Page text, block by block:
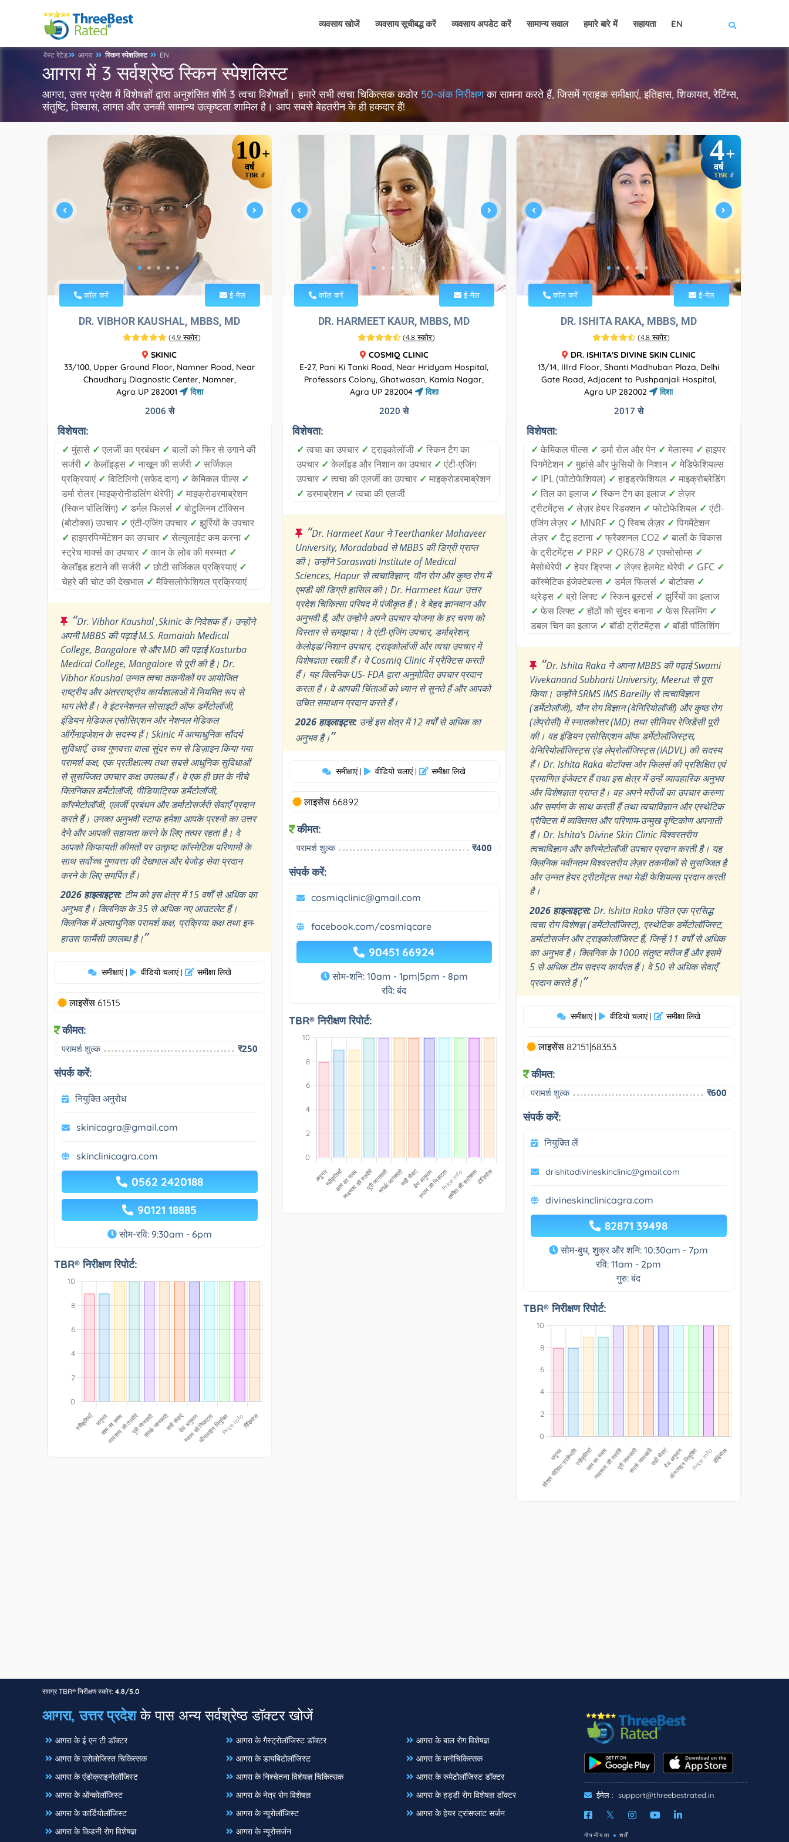
व्यवसाय खोजें व्यवसाय सूचीबद्ध करें व्यवसाय अपडेट करें सामान्य सवाल हमारे बारे में सहायता EN
बेस्ट रेटेड आगरा स्किन स्पेशलिस्ट EN
आगरा में 3 सर्वश्रेष्ठ स्किन स्पेशलिस्ट
आगरा, उत्तर प्रदेश में विशेषज्ञों द्वारा अनुशंसित शीर्ष 3 त्वचा विशेषज्ञों। हमारे सभी त्वचा चिकित्सक कठोर 50-अंक निरीक्षणका सामना करते हैं, जिसमें ग्राहक समीक्षाएं, इतिहास, शिकायत, रेटिंग्स,
संतुष्टि, विश्वास, लागत और उनकी सामान्य उत्कृष्टता शामिल है। आप सबसे बेहतरीन के ही हकदार हैं!
10+
वर्ष
TBR में
कॉल करें ई-मेल
DR. VIBHOR KAUSHAL, MBBS, MD
(4.9 स्कोर)
SKINIC
33/100, Upper Ground Floor, Namner Road, Near
Chaudhary Diagnostic Center, Namner,
Agra UP 282001
दिशा
2006 से
विशेषता:
✓ मुंहासे ✓ एलर्जी का प्रबंधन ✓ बालों को फिर से उगाने की
सर्जरी ✓ केलॉइड्स ✓ नाखून की सर्जरी ✓ सर्जिकल
प्रक्रियाएं ✓ विटिलिगो (सफेद दाग) ✓ केमिकल पील्स ✓
डर्मा रोलर (माइक्रोनीडलिंग थेरेपी) ✓ माइक्रोडरमाब्रेशन
(स्किन पॉलिशिंग) ✓ डर्मल फिलर्स ✓ बोटुलिनम टॉक्सिन
(बोटोक्स) उपचार ✓ एंटी-एजिंग उपचार ✓ झुर्रियों के उपचार
✓ हाइपरपिग्मेंटेशन का उपचार ✓ सेल्युलाईट कम करना ✓
स्ट्रेच मार्क्स का उपचार ✓ कान के लोब की मरम्मत ✓
केलॉइड हटाने की सर्जरी ✓ छोटी सर्जिकल प्रक्रियाएं ✓
चेहरे की चोट की देखभाल ✓ मैक्सिलोफेशियल प्रक्रियाएं
“Dr. Vibhor Kaushal ,Skinic के निदेशक हैं। उन्होंने
अपनी MBBS की पढ़ाई M.S. Ramaiah Medical
College, Bangalore से और MD की पढ़ाई Kasturba
Medical College, Mangalore से पूरी की है। Dr.
Vibhor Kaushal उन्नत त्वचा तकनीकों पर आयोजित
राष्ट्रीय और अंतरराष्ट्रीय कार्यशालाओं में नियमित रूप से
भाग लेते हैं। वे इंटरनेशनल सोसाइटी ऑफ डर्मेटोलॉजी,
इंडियन मेडिकल एसोसिएशन और नेशनल मेडिकल
ऑर्गेनाइजेशन के सदस्य हैं। Skinic में अत्याधुनिक सौंदर्य
सुविधाएँ, उच्च गुणवत्ता वाला सुंदर रूप से डिज़ाइन किया गया
परामर्श कक्ष, एक प्रतीक्षालय तथा सबसे आधुनिक सुविधाओं
से सुसज्जित उपचार कक्ष उपलब्ध हैं। वे एक ही छत के नीचे
क्लिनिकल डर्मेटोलॉजी, पीडियाट्रिक डर्मेटोलॉजी,
कॉस्मेटोलॉजी, एलर्जी प्रबंधन और डर्माटोसर्जरी सेवाएँ प्रदान
करते हैं। उनका अनुभवी स्टाफ हमेशा आपके प्रश्नों का उत्तर
देने और आपकी सहायता करने के लिए तत्पर रहता है। वे
आपको किफायती कीमतों पर उत्कृष्ट कॉस्मेटिक परिणामों के
साथ सर्वोच्च गुणवत्ता की देखभाल और बेजोड़ सेवा प्रदान
करने के लिए समर्पित हैं।
2026 हाइलाइट्स: टीम को इस क्षेत्र में 15 वर्षों से अधिक का
अनुभव है। क्लिनिक के 35 से अधिक नए आउटलेट हैं।
क्लिनिक में अत्याधुनिक परामर्श कक्ष, प्रक्रिया कक्ष तथा इन-
हाउस फार्मेसी उपलब्ध है।”
समीक्षाएं | वीडियो चलाएं | समीक्षा लिखे
लाइसेंस 61515
कीमत:
परामर्श शुल्क ₹250
संपर्क करें:
नियुक्ति अनुरोध
skinicagra@gmail.com
skinclinicagra.com
0562 2420188
90121 18885
सोम-रवि: 9:30am - 6pm
TBR® निरीक्षण रिपोर्ट:
कॉल करें ई-मेल
DR. HARMEET KAUR, MBBS, MD
(4.8 स्कोर)
COSMIQ CLINIC
E-27, Pani Ki Tanki Road, Near Hridyam Hospital,
Professors Colony, Ghatwasan, Kamla Nagar,
Agra UP 282004
दिशा
2020 से
विशेषता:
✓ त्वचा का उपचार ✓ ट्राइकोलॉजी ✓ स्किन टैग का
उपचार ✓ केलॉइड और निशान का उपचार ✓ एंटी-एजिंग
उपचार ✓ त्वचा की एलर्जी का उपचार ✓ माइक्रोडरमाब्रेशन
✓ डरमाब्रेशन ✓ त्वचा की एलर्जी
“Dr. Harmeet Kaur ने Teerthanker Mahaveer
University, Moradabad से MBBS की डिग्री प्राप्त
की। उन्होंने Saraswati Institute of Medical
Sciences, Hapur से त्वचाविज्ञान, यौन रोग और कुष्ठ रोग में
एमडी की डिग्री हासिल की। ​​Dr. Harmeet Kaur उत्तर
प्रदेश चिकित्सा परिषद में पंजीकृत हैं। वे बेहद ज्ञानवान और
अनुभवी हैं, और उन्होंने अपने उपचार योजना के हर चरण को
विस्तार से समझाया। वे एंटी-एजिंग उपचार, डर्माब्रेशन,
केलोइड/निशान उपचार, ट्राइकोलॉजी और त्वचा उपचार में
विशेषज्ञता रखती हैं। वे Cosmiq Clinic में प्रैक्टिस करती
हैं। यह क्लिनिक US- FDA द्वारा अनुमोदित उपचार प्रदान
करता है। वे आपकी चिंताओं को ध्यान से सुनते हैं और आपको
उचित समाधान प्रदान करते हैं।
2026 हाइलाइट्स:उन्हें इस क्षेत्र में 12 वर्षों से अधिक का
अनुभव है।”
समीक्षाएं | वीडियो चलाएं | समीक्षा लिखे
लाइसेंस 66892
कीमत:
परामर्श शुल्क ₹400
संपर्क करें:
cosmiqclinic@gmail.com
facebook.com/cosmiqcare
90451 66924
सोम-शनि: 10am - 1pm|5pm - 8pm
रवि: बंद
TBR® निरीक्षण रिपोर्ट:
4+
वर्ष
TBR में
कॉल करें ई-मेल
DR. ISHITA RAKA, MBBS, MD
(4.8 स्कोर)
DR. ISHITA'S DIVINE SKIN CLINIC
13/14, IIIrd Floor, Shanti Madhuban Plaza, Delhi
Gate Road, Adjacent to Pushpanjali Hospital,
Agra UP 282002
दिशा
2017 से
विशेषता:
✓ केमिकल पील्स ✓ डर्मा रोल और पेन ✓ मेलास्मा ✓ हाइपर
पिगमेंटेशन ✓ मुहांसे और फुंसियों के निशान ✓ मेडिफेशियल्स
✓ IPL (फोटोफेशियल) ✓ हाइड्रफेशियल ✓ माइक्रोब्लेडिंग
✓ तिल का इलाज ✓ स्किन टैग का इलाज ✓ लेज़र
ट्रीटमेंट्स ✓ लेज़र हेयर रिडक्शन ✓ फोटोफेशियल ✓ एंटी-
एजिंग लेज़र ✓ MNRF ✓ Q स्विच लेज़र ✓ पिगमेंटेशन
लेज़र ✓ टैटू हटाना ✓ फ्रैक्शनल CO2 ✓ बालों के विकास
के ट्रीटमेंट्स ✓ PRP ✓ QR678 ✓ एक्सोसोम्स ✓
मेसोथेरेपी ✓ हेयर ड्रिप्स ✓ लेज़र हेलमेट थेरेपी ✓ GFC ✓
कॉस्मेटिक इंजेक्टेबल्स ✓ डर्मल फिलर्स ✓ बोटोक्स ✓
थ्रेड्स ✓ ब्रो लिफ्ट ✓ स्किन बूस्टर्स ✓ झुर्रियों का इलाज
✓ फेस लिफ्ट ✓ होंठों को सुंदर बनाना ✓ फेस स्लिमिंग ✓
डबल चिन का इलाज ✓ बॉडी ट्रीटमेंट्स ✓ बॉडी पॉलिशिंग
“Dr. Ishita Raka ने अपना MBBS की पढ़ाई Swami
Vivekanand Subharti University, Meerut से पूरा
किया। उन्होंने SRMS IMS Bareilly से त्वचाविज्ञान
(डर्मेटोलॉजी), यौन रोग विज्ञान (वेनिरियोलॉजी) और कुष्ठ रोग
(लेप्रोसी) में स्नातकोत्तर (MD) तथा सीनियर रेजिडेंसी पूरी
की। वह इंडियन एसोसिएशन ऑफ डर्मेटोलॉजिस्ट्स,
वेनिरियोलॉजिस्ट्स एंड लेप्रोलॉजिस्ट्स (IADVL) की सदस्य
हैं। Dr. Ishita Raka बोटॉक्स और फिलर्स की प्रशिक्षित एवं
प्रमाणित इंजेक्टर हैं तथा इस क्षेत्र में उन्हें व्यावहारिक अनुभव
और विशेषज्ञता प्राप्त है। वह अपने मरीजों का उपचार करुणा
और समर्पण के साथ करती हैं तथा त्वचाविज्ञान और एस्थेटिक
प्रैक्टिस में व्यक्तिगत और परिणाम-उन्मुख दृष्टिकोण अपनाती
हैं। Dr. Ishita's Divine Skin Clinic विश्वस्तरीय
त्वचाविज्ञान और कॉस्मेटोलॉजी उपचार प्रदान करती है। यह
क्लिनिक नवीनतम विश्वस्तरीय लेज़र तकनीकों से सुसज्जित है
और उन्नत हेयर ट्रीटमेंट्स तथा मेडी फेशियल्स प्रदान करती
है।
2026 हाइलाइट्स:Dr. Ishita Raka पंडित एक प्रसिद्ध
त्वचा रोग विशेषज्ञ (डर्मेटोलॉजिस्ट), एस्थेटिक डर्मेटोलॉजिस्ट,
डर्माटोसर्जन और ट्राइकोलॉजिस्ट हैं, जिन्हें 11 वर्षों से अधिक
का अनुभव है। क्लिनिक के 1000 संतुष्ट मरीज हैं और इसमें
5 से अधिक टीम सदस्य कार्यरत हैं। वे 50 से अधिक सेवाएँ
प्रदान करते हैं।”
समीक्षाएं | वीडियो चलाएं | समीक्षा लिखे
लाइसेंस 82151|68353
कीमत:
परामर्श शुल्क ₹600
संपर्क करें:
नियुक्ति लें
drishitadivineskinclinic@gmail.com
divineskinclinicagra.com
82871 39498
सोम-बुध, शुक्र और शनि: 10:30am - 7pm
रवि: 11am - 2pm
गुरु: बंद
TBR® निरीक्षण रिपोर्ट:
समग्र TBR® निरीक्षण स्कोर: 4.8/5.0
आगरा, उत्तर प्रदेशके पास अन्य सर्वश्रेष्ठ डॉक्टर खोजें
आगरा के ई एन टी डॉक्टर
आगरा के उरोलोजिस्त चिकित्सक
आगरा के एंडोक्राइनोलॉजिस्ट
आगरा के ऑन्कोलॉजिस्ट
आगरा के कार्डियोलॉजिस्ट
आगरा के किडनी रोग विशेषज्ञ
आगरा के गैस्ट्रोलॉजिस्ट डॉक्टर
आगरा के डायबिटोलॉजिस्ट
आगरा के निश्चेतना विशेषज्ञ चिकित्सक
आगरा के नेत्र रोग विशेषज्ञ
आगरा के न्यूरोलॉजिस्ट
आगरा के न्यूरोसर्जन
आगरा के बाल रोग विशेषज्ञ
आगरा के मनोचिकित्सक
आगरा के रुमेटोलॉजिस्ट डॉक्टर
आगरा के हड्डी रोग विशेषज्ञ डॉक्टर
आगरा के हेयर ट्रांसप्लांट सर्जन
ईमेल : support@threebestrated.in
गोपनीयता शर्तें